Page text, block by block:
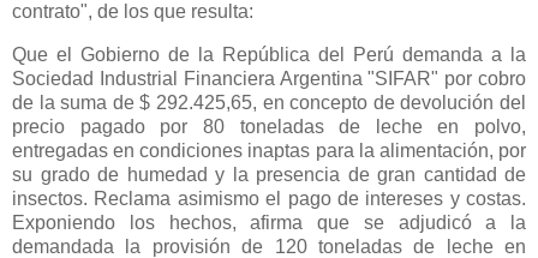
contrato", de los que resulta:
Que el Gobierno de la República del Perú demanda a
la
Sociedad Industrial
Financiera Argentina "SIFAR" por cobro
de la suma de $ 292.425,65, en concepto de devolución del
precio pagado por 80 toneladas de leche en polvo,
entregadas en condiciones inaptas para la alimentación, por
su grado de humedad y la presencia de gran cantidad de
insectos. Reclama asimismo el pago de intereses y costas.
Exponiendo los hechos, afirma que se adjudicó a la
demandada la provisión de 120 toneladas de leche en